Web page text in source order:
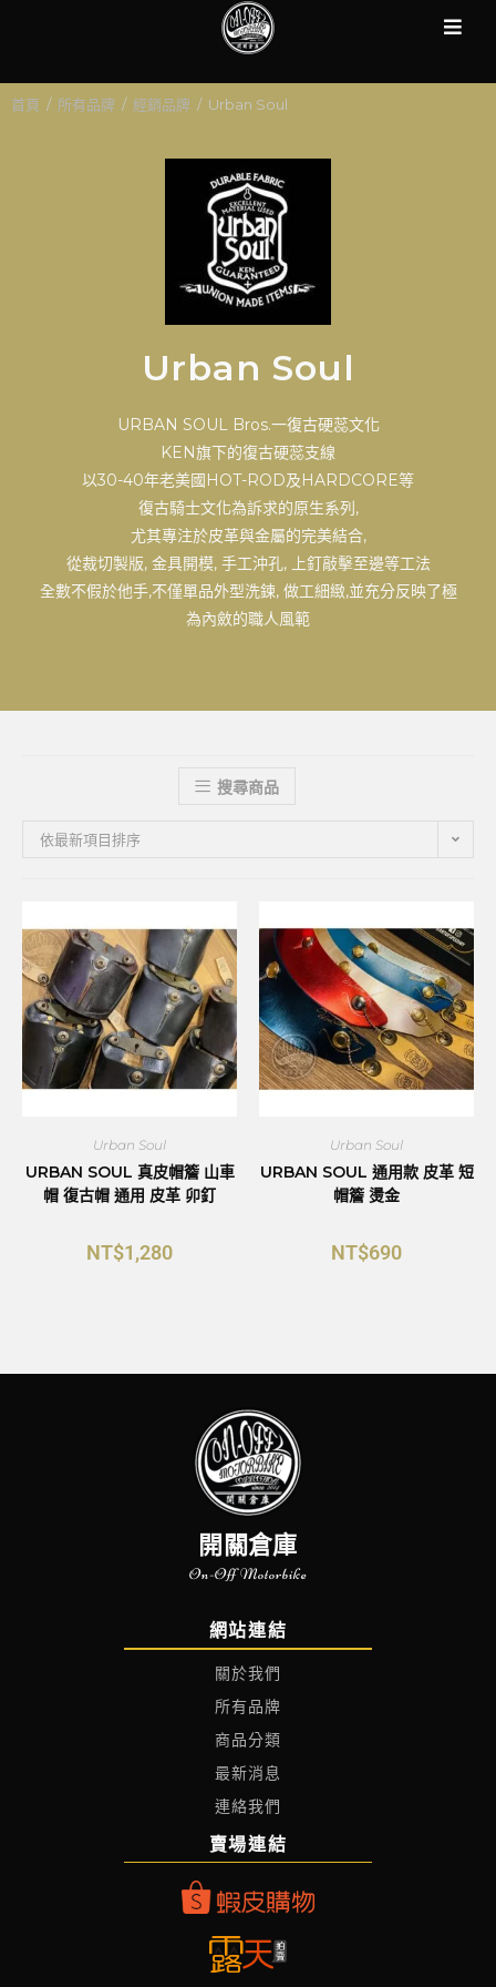
首頁 / 所有品牌 / 經銷品牌 / Urban Soul
Urban Soul
URBAN SOUL Bros.一復古硬蕊文化
KEN旗下的復古硬蕊支線
以30-40年老美國HOT-ROD及HARDCORE等
復古騎士文化為訴求的原生系列,
尤其專注於皮革與金屬的完美結合,
從裁切製版, 金具開模, 手工沖孔, 上釘敲擊至邊等工法
全數不假於他手,不僅單品外型洗鍊, 做工細緻,並充分反映了極
為內斂的職人風範
搜尋商品
依最新項目排序
Urban Soul
URBAN SOUL 真皮帽簷 山車
帽 復古帽 通用 皮革 卯釘
NT$1,280
Urban Soul
URBAN SOUL 通用款 皮革 短
帽簷 燙金
NT$690
開關倉庫
On-Off Motorbike
網站連結
關於我們
所有品牌
商品分類
最新消息
連絡我們
賣場連結